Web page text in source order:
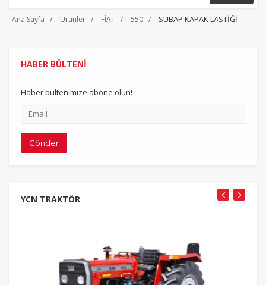
Ana Sayfa Ürünler FİAT 550 SUBAP KAPAK LASTİĞİ
HABER BÜLTENİ
Haber bültenimize abone olun!
adresiniz
Gönder
YCN TRAKTÖR